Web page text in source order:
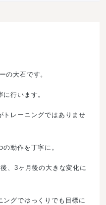
の大石です。
行います。
トレーニングではありませ
動作を丁寧に。
、3ヶ月後の大きな変化に
ングでゆっくりでも目標に